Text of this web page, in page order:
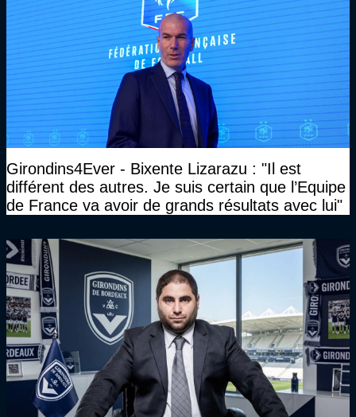
Girondins4Ever - Bixente Lizarazu : "Il est
différent des autres. Je suis certain que l’Equipe
de France va avoir de grands résultats avec lui"